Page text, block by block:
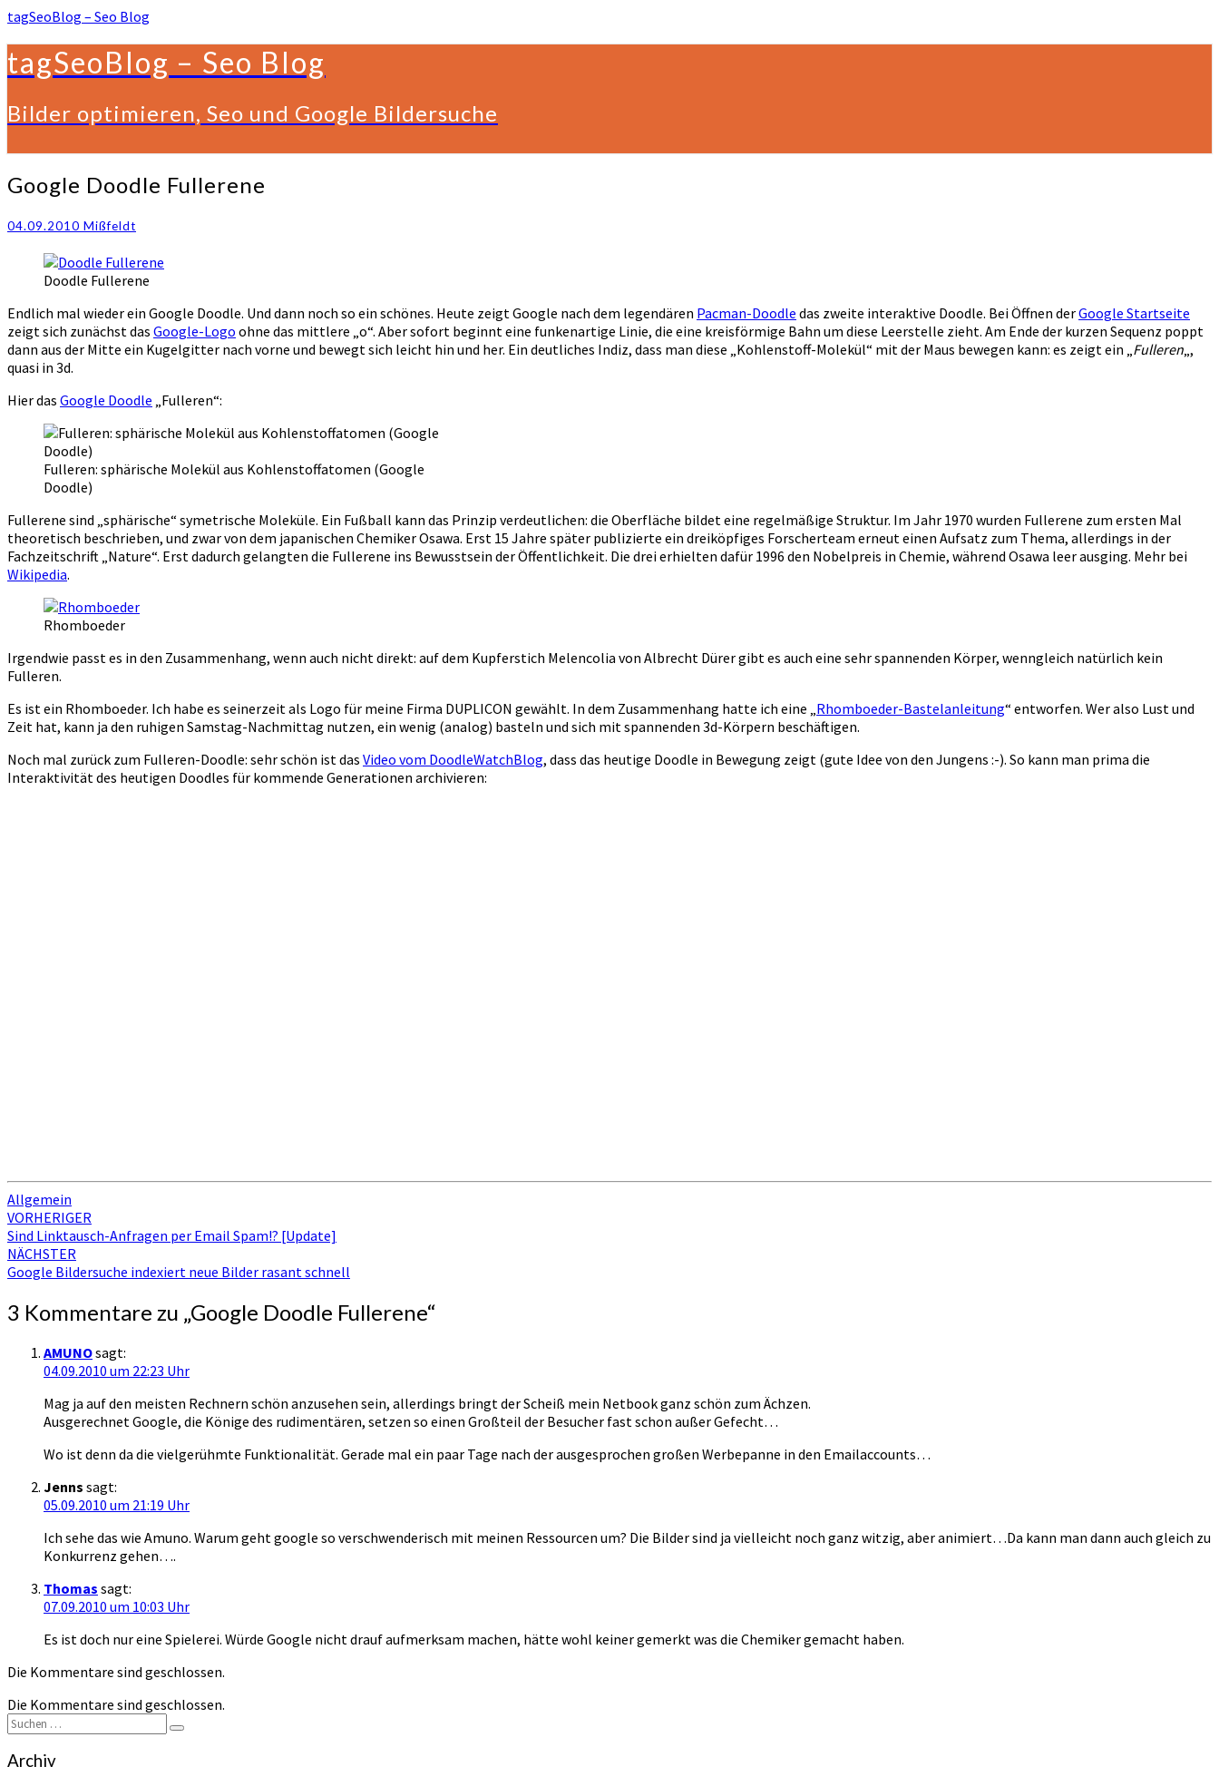
tagSeoBlog – Seo Blog
tagSeoBlog – Seo Blog
Bilder optimieren, Seo und Google Bildersuche
Google
Doodle
Google Doodle Fullerene
04.09.2010 Mißfeldt
Doodle Fullerene
Endlich mal wieder ein Google Doodle. Und dann noch so ein schönes. Heute zeigt Google nach dem legendären Pacman-Doodle das zweite interaktive Doodle. Bei Öffnen derGoogle Startseite
zeigt sich zunächst das Google-Logo ohne das mittlere „o“. Aber sofort beginnt eine funkenartige Linie, die eine kreisförmige Bahn um diese Leerstelle zieht. Am Ende der kurzen Sequenz poppt
dann aus der Mitte ein Kugelgitter nach vorne und bewegt sich leicht hin und her. Ein deutliches Indiz, dass man diese „Kohlenstoff-Molekül“ mit der Maus bewegen kann: es zeigt ein „ Fulleren „,
quasi in 3d.
Hier das Google Doodle „Fulleren“:
Fulleren: sphärische Molekül aus Kohlenstoffatomen (Google
Doodle)
Fullerene sind „sphärische“ symetrische Moleküle. Ein Fußball kann das Prinzip verdeutlichen: die Oberfläche bildet eine regelmäßige Struktur. Im Jahr 1970 wurden Fullerene zum ersten Mal
theoretisch beschrieben, und zwar von dem japanischen Chemiker Osawa. Erst 15 Jahre später publizierte ein dreiköpfiges Forscherteam erneut einen Aufsatz zum Thema, allerdings in der
Fachzeitschrift „Nature“. Erst dadurch gelangten die Fullerene ins Bewusstsein der Öffentlichkeit. Die drei erhielten dafür 1996 den Nobelpreis in Chemie, während Osawa leer ausging. Mehr bei
Wikipedia.
Rhomboeder
Irgendwie passt es in den Zusammenhang, wenn auch nicht direkt: auf dem Kupferstich Melencolia von Albrecht Dürer gibt es auch eine sehr spannenden Körper, wenngleich natürlich kein
Fulleren.
Es ist ein Rhomboeder. Ich habe es seinerzeit als Logo für meine Firma DUPLICON gewählt. In dem Zusammenhang hatte ich eine „ Rhomboeder-Bastelanleitung“ entworfen. Wer also Lust und
Zeit hat, kann ja den ruhigen Samstag-Nachmittag nutzen, ein wenig (analog) basteln und sich mit spannenden 3d-Körpern beschäftigen.
Noch mal zurück zum Fulleren-Doodle: sehr schön ist das Video vom DoodleWatchBlog, dass das heutige Doodle in Bewegung zeigt (gute Idee von den Jungens :-). So kann man prima die
Interaktivität des heutigen Doodles für kommende Generationen archivieren:
Allgemein
Beitragsnavigation
VORHERIGER
Sind Linktausch-Anfragen per Email Spam!? [Update]
NÄCHSTER
Google Bildersuche indexiert neue Bilder rasant schnell
3 Kommentare zu „Google Doodle Fullerene“
AMUNOsagt:
04.09.2010 um 22:23 Uhr
Mag ja auf den meisten Rechnern schön anzusehen sein, allerdings bringt der Scheiß mein Netbook ganz schön zum Ächzen.
Ausgerechnet Google, die Könige des rudimentären, setzen so einen Großteil der Besucher fast schon außer Gefecht…
Wo ist denn da die vielgerühmte Funktionalität. Gerade mal ein paar Tage nach der ausgesprochen großen Werbepanne in den Emailaccounts…
Jenns sagt:
05.09.2010 um 21:19 Uhr
Ich sehe das wie Amuno. Warum geht google so verschwenderisch mit meinen Ressourcen um? Die Bilder sind ja vielleicht noch ganz witzig, aber animiert…Da kann man dann auch gleich zu
Konkurrenz gehen….
Thomas sagt:
07.09.2010 um 10:03 Uhr
Es ist doch nur eine Spielerei. Würde Google nicht drauf aufmerksam machen, hätte wohl keiner gemerkt was die Chemiker gemacht haben.
Die Kommentare sind geschlossen.
Die Kommentare sind geschlossen.
Suchen
nach:
Suchen
Archiv